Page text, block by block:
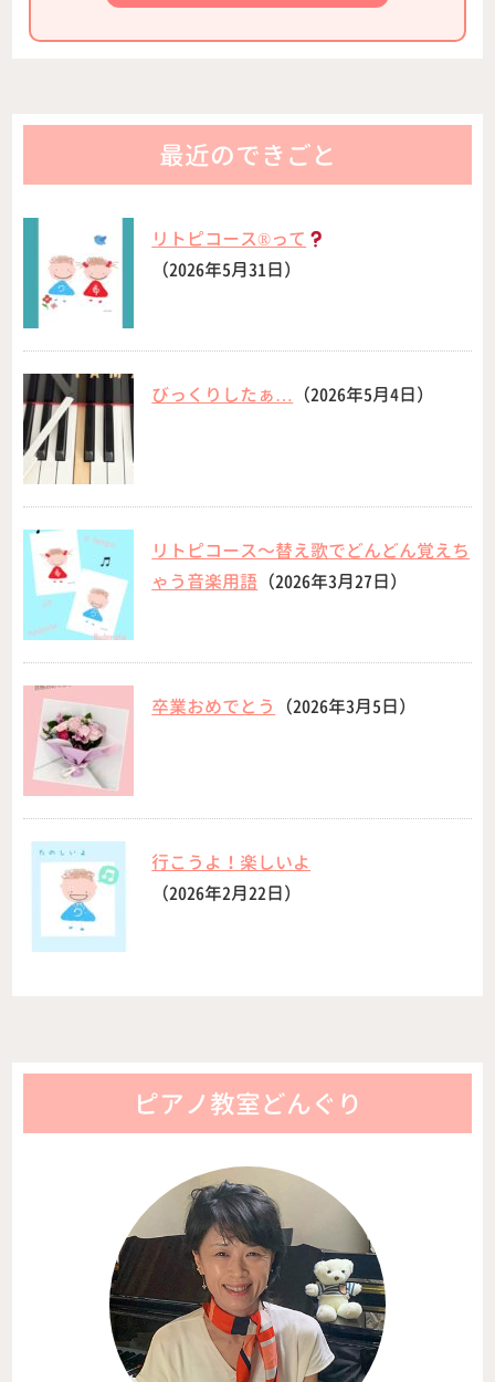
最近のできごと
リトピコース®︎って
（2026年5月31日）
びっくりしたぁ… （2026年5月4日）
リトピコース〜替え歌でどんどん覚えち
ゃう音楽用語 （2026年3月27日）
卒業おめでとう （2026年3月5日）
行こうよ！楽しいよ
（2026年2月22日）
ピアノ教室どんぐり